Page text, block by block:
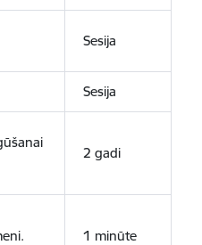
Sesija
Sesija
2 gadi
1 minūte